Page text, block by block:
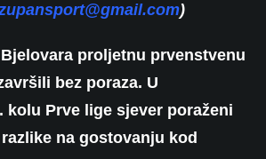
)
proljetnu prvenstvenu
bez poraza. U
kolu Prve lige sjever poraženi
na gostovanju kod